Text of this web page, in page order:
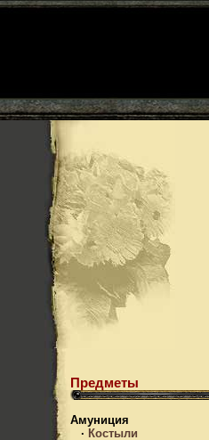
Предметы
Амуниция
· Костыли